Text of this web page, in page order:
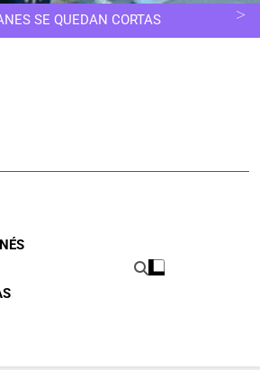
EDUCA, NO SE GUARDA
SE QUEDAN CORTAS
CIUDAD MÁS LIMPIA
SE QUEDAN CORTAS